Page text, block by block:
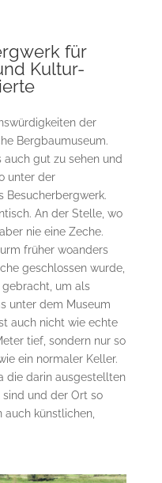
für
Kultur-
der
Bergbaumuseum.
auch gut zu sehen und
unter der
Besucherbergwerk.
An der Stelle, wo
nie eine Zeche.
früher woanders
geschlossen wurde,
um als
unter dem Museum
auch nicht wie echte
tief, sondern nur so
ein normaler Keller.
die darin ausgestellten
und der Ort so
auch künstlichen,